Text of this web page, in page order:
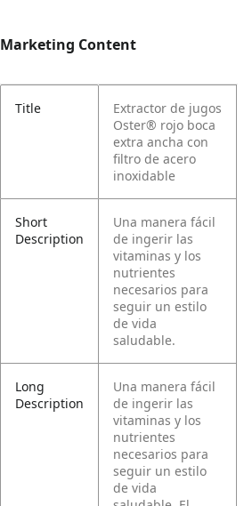
Marketing Content
Title
Extractor de jugos
Oster® rojo boca
extra ancha con
filtro de acero
inoxidable
Short
Description
Una manera fácil
de ingerir las
vitaminas y los
nutrientes
necesarios para
seguir un estilo
de vida
saludable.
Long
Description
Una manera fácil
de ingerir las
vitaminas y los
nutrientes
necesarios para
seguir un estilo
de vida